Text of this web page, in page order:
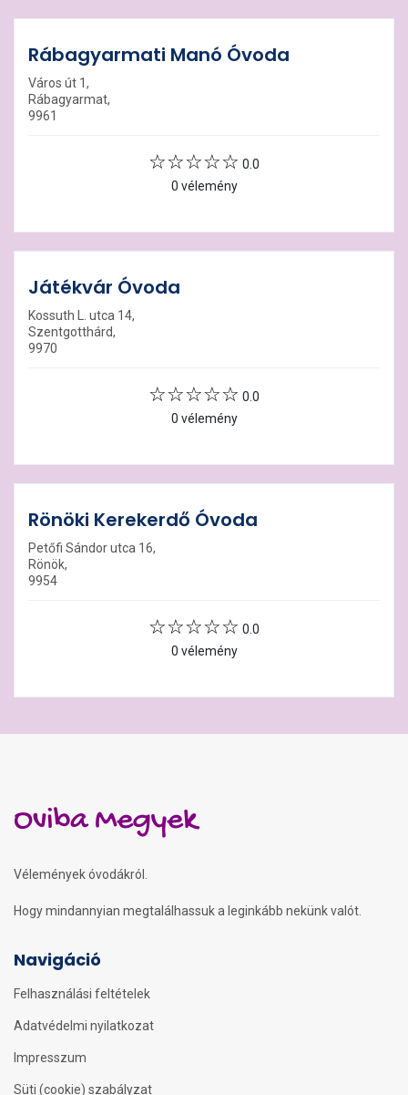
Rábagyarmati Manó Óvoda
Város út 1,
Rábagyarmat,
9961
0.0
0 vélemény
Játékvár Óvoda
Kossuth L. utca 14,
Szentgotthárd,
9970
0.0
0 vélemény
Rönöki Kerekerdő Óvoda
Petőfi Sándor utca 16,
Rönök,
9954
0.0
0 vélemény
Oviba Megyek
Vélemények óvodákról.
Hogy mindannyian megtalálhassuk a leginkább nekünk valót.
Navigáció
Felhasználási feltételek
Adatvédelmi nyilatkozat
Impresszum
Süti (cookie) szabályzat